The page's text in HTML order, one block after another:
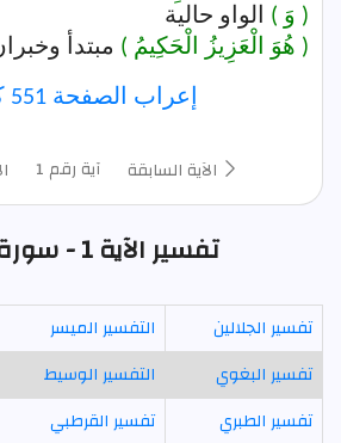
( وَ ) الواو حالية
( هُوَ الْعَزِيزُ الْحَكِيمُ ) مبتدأ
إعراب الصفحة 551 كاملة
الآية السابقة آية رقم 1
تفسير الآية 1 - سورة الصف
تفسير الجلالين التفسير الميسر
تفسير البغوي
التفسير الوسيط
تفسير الطبري
تفسير القرطبي